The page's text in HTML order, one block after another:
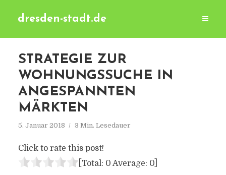
dresden-stadt.de
STRATEGIE ZUR
WOHNUNGSSUCHE IN
ANGESPANNTEN
MÄRKTEN
5. Januar 2018 3 Min. Lesedauer
Click to rate this post!
[Total: 0 Average: 0]